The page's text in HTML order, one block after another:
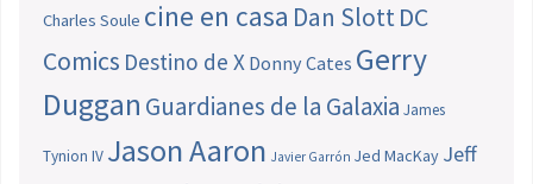
Charles Soule cine en casa Dan SlottDC
Comics Destino de X Donny Cates Gerry
Duggan Guardianes de la Galaxia James
Tynion IV Jason Aaron Javier Garrón Jed MacKay Jeff